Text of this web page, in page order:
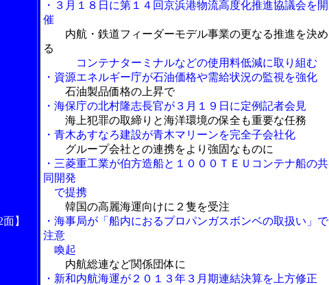
】
・３月１８日に第１４回京浜港物流高度化推進協議会を開
催
内航・鉄道フィーダーモデル事業の更なる推進を決め
る
コンテナターミナルなどの使用料低減に取り組む
・資源エネルギー庁が石油価格や需給状況の監視を強化
石油製品価格の上昇で
・海保庁の北村隆志長官が３月１９日に定例記者会見
海上犯罪の取締りと海洋環境の保全も重要な任務
・青木あすなろ建設が青木マリーンを完全子会社化
グループ会社との連携をより強固なものに
・三菱重工業が伯方造船と１０００ＴＥＵコンテナ船の共
同開発
で提携
韓国の高麗海運向けに２隻を受注
・海事局が「船内におるプロパンガスボンベの取扱い」で
注意
喚起
内航総連など関係団体に
・新和内航海運が２０１３年３月期連結決算を上方修正